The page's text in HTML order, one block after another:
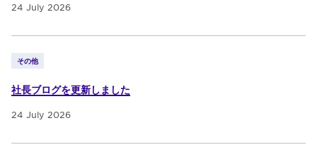
24 July 2026
その他
社長ブログを更新しました
24 July 2026